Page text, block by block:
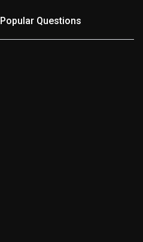
Popular Questions